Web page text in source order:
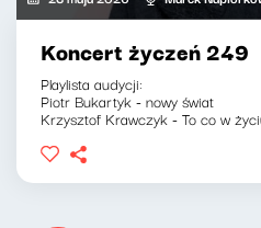
Koncert życzeń 249
Playlista audycji:
Piotr Bukartyk - nowy świat
Krzysztof Krawczyk - To co w